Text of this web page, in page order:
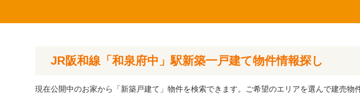
JR阪和線「和泉府中」駅新築一戸建て物件情報探し
現在公開中のお家から「新築戸建て」物件を検索できます。ご希望のエリアを選んで建売